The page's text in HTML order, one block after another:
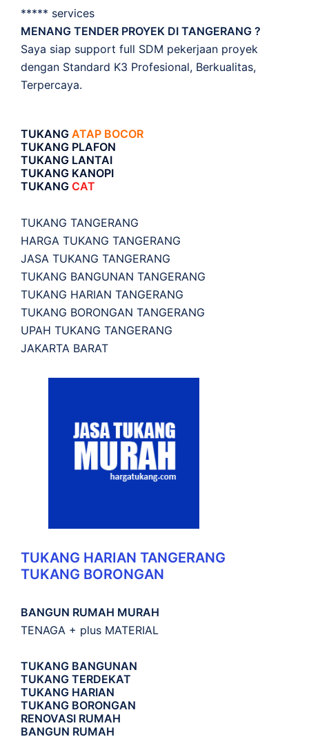
***** services
MENANG TENDER PROYEK DI TANGERANG ?
Saya siap support full SDM pekerjaan proyek
dengan Standard K3 Profesional, Berkualitas,
Terpercaya.
TUKANG ATAP BOCOR
TUKANG PLAFON
TUKANG LANTAI
TUKANG KANOPI
TUKANG CAT
TUKANG TANGERANG
HARGA TUKANG TANGERANG
JASA TUKANG TANGERANG
TUKANG BANGUNAN TANGERANG
TUKANG HARIAN TANGERANG
TUKANG BORONGAN TANGERANG
UPAH TUKANG TANGERANG
JAKARTA BARAT
TUKANG HARIAN TANGERANG
TUKANG BORONGAN
BANGUN RUMAH MURAH
TENAGA + plus MATERIAL
TUKANG BANGUNAN
TUKANG TERDEKAT
TUKANG HARIAN
TUKANG BORONGAN
RENOVASI RUMAH
BANGUN RUMAH